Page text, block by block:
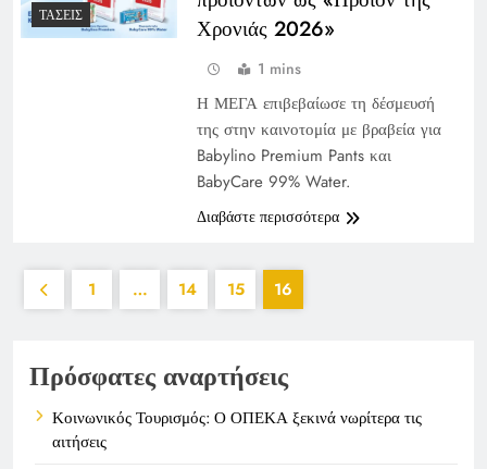
ΤΆΣΕΙΣ
Χρονιάς 2026»
1 mins
Η ΜΕΓΑ επιβεβαίωσε τη δέσμευσή
της στην καινοτομία με βραβεία για
Babylino Premium Pants και
BabyCare 99% Water.
Διαβάστε περισσότερα
1 … 14 15 16
Πρόσφατες αναρτήσεις
Κοινωνικός Τουρισμός: Ο ΟΠΕΚΑ ξεκινά νωρίτερα τις
αιτήσεις